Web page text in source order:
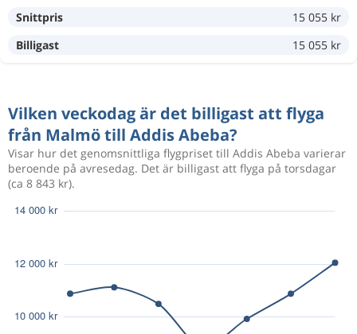
Snittpris
15 055 kr
Billigast
15 055 kr
Vilken veckodag är det billigast att flyga
från Malmö till Addis Abeba?
Visar hur det genomsnittliga flygpriset till Addis Abeba varierar
beroende på avresedag. Det är billigast att flyga på torsdagar
(ca 8 843 kr).